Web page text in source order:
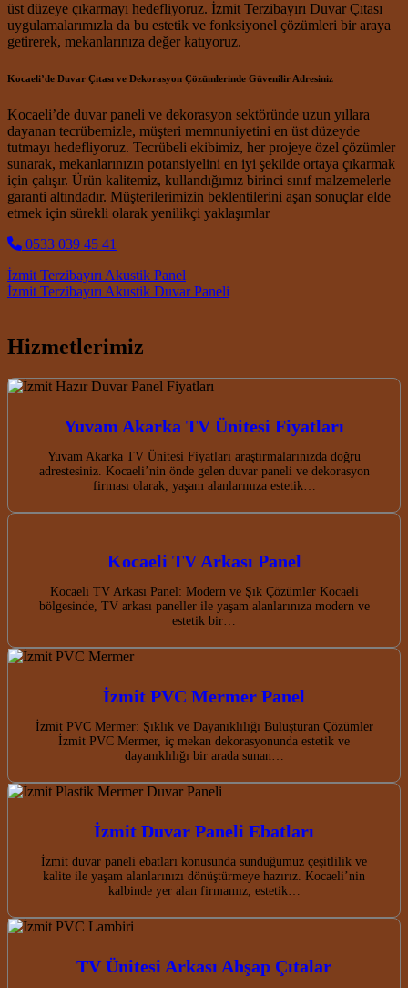
üst düzeye çıkarmayı hedefliyoruz. İzmit Terzibayırı Duvar Çıtası
uygulamalarımızla da bu estetik ve fonksiyonel çözümleri bir araya
getirerek, mekanlarınıza değer katıyoruz.
Kocaeli’de Duvar Çıtası ve Dekorasyon Çözümlerinde Güvenilir Adresiniz
Kocaeli’de duvar paneli ve dekorasyon sektöründe uzun yıllara
dayanan tecrübemizle, müşteri memnuniyetini en üst düzeyde
tutmayı hedefliyoruz. Tecrübeli ekibimiz, her projeye özel çözümler
sunarak, mekanlarınızın potansiyelini en iyi şekilde ortaya çıkarmak
için çalışır. Ürün kalitemiz, kullandığımız birinci sınıf malzemelerle
garanti altındadır. Müşterilerimizin beklentilerini aşan sonuçlar elde
etmek için sürekli olarak yenilikçi yaklaşımlar
0533 039 45 41
Post navigation
İzmit Terzibayırı Akustik Panel
İzmit Terzibayırı Akustik Duvar Paneli
Hizmetlerimiz
Yuvam Akarka TV Ünitesi Fiyatları
Yuvam Akarka TV Ünitesi Fiyatları araştırmalarınızda doğru
adrestesiniz. Kocaeli’nin önde gelen duvar paneli ve dekorasyon
firması olarak, yaşam alanlarınıza estetik…
Kocaeli TV Arkası Panel
Kocaeli TV Arkası Panel: Modern ve Şık Çözümler Kocaeli
bölgesinde, TV arkası paneller ile yaşam alanlarınıza modern ve
estetik bir…
İzmit PVC Mermer Panel
İzmit PVC Mermer: Şıklık ve Dayanıklılığı Buluşturan Çözümler
İzmit PVC Mermer, iç mekan dekorasyonunda estetik ve
dayanıklılığı bir arada sunan…
İzmit Duvar Paneli Ebatları
İzmit duvar paneli ebatları konusunda sunduğumuz çeşitlilik ve
kalite ile yaşam alanlarınızı dönüştürmeye hazırız. Kocaeli’nin
kalbinde yer alan firmamız, estetik…
TV Ünitesi Arkası Ahşap Çıtalar